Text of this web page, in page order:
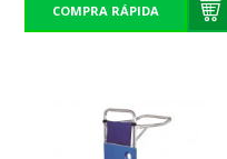
COMPRA RÁPIDA